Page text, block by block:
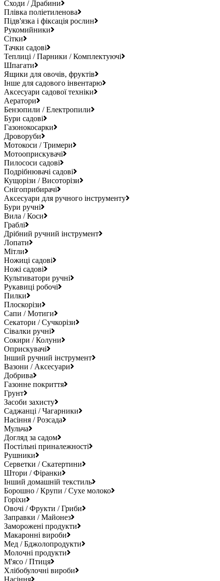
Сходи / Драбини
Плівка поліетиленова
Підв'язка і фіксація рослин
Рукомийники
Сітки
Тачки садові
Теплиці / Парники / Комплектуючі
Шпагати
Ящики для овочів, фруктів
Інше для садового інвентарю
Аксесуари садової техніки
Аератори
Бензопили / Електропили
Бури садові
Газонокосарки
Дроворуби
Мотокоси / Тримери
Мотооприскувачі
Пилососи садові
Подрібнювачі садові
Кущорізи / Висоторізи
Снігоприбирачі
Аксесуари для ручного інструменту
Бури ручні
Вила / Коси
Граблі
Дрібний ручний інструмент
Лопати
Мітли
Ножиці садові
Ножі садові
Культиватори ручні
Рукавиці робочі
Пилки
Плоскорізи
Сапи / Мотиги
Секатори / Сучкорізи
Сівалки ручні
Сокири / Колуни
Оприскувачі
Інший ручний інструмент
Вазони / Аксесуари
Добрива
Газонне покриття
Грунт
Засоби захисту
Саджанці / Чагарники
Насіння / Розсада
Мульча
Догляд за садом
Постільні приналежності
Рушники
Серветки / Скатертини
Штори / Фіранки
Інший домашній текстиль
Борошно / Крупи / Сухе молоко
Горіхи
Овочі / Фрукти / Гриби
Заправки / Майонез
Заморожені продукти
Макаронні вироби
Мед / Бджолопродукти
Молочні продукти
М'ясо / Птиця
Хлібобулочні вироби
Насіння